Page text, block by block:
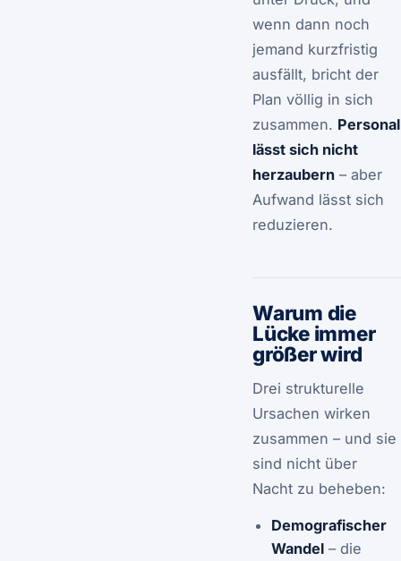
wenn dann noch
jemand kurzfristig
ausfällt, bricht der
Plan völlig in sich
zusammen. Personal
lässt sich nicht
herzaubern – aber
Aufwand lässt sich
reduzieren.
Warum die
Lücke immer
größer wird
Drei strukturelle
Ursachen wirken
zusammen – und sie
sind nicht über
Nacht zu beheben:
Demografischer
Wandel– die